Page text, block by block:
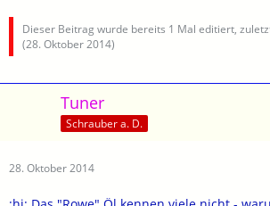
Dieser Beitrag wurde bereits 1 Mal editiert,
(28. Oktober 2014)
Tuner
Schrauber a. D.
28. Oktober 2014